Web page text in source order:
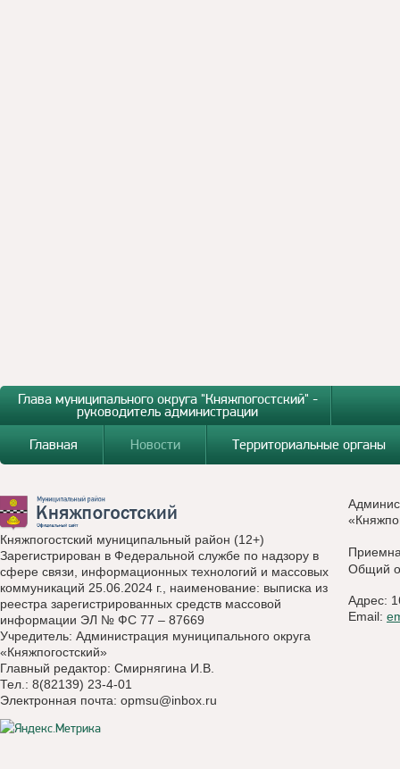
Глава муниципального округа "Княжпогостский" -
руководитель администрации
Главная
Новости Территориальные органы
Княжпогостский муниципальный район (12+)
Зарегистрирован в Федеральной службе по надзору в
сфере связи, информационных технологий и массовых
коммуникаций 25.06.2024 г., наименование: выписка из
реестра зарегистрированных средств массовой
информации ЭЛ № ФС 77 – 87669
Учредитель: Администрация муниципального округа
«Княжпогостский»
Главный редактор: Смирнягина И.В.
Тел.: 8(82139) 23-4-01
Электронная почта: opmsu@inbox.ru
Общий
Адрес:
Email: